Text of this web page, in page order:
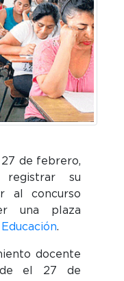
27 de febrero,
registrar su
al concurso
una plaza
Educación.
docente
el 27 de